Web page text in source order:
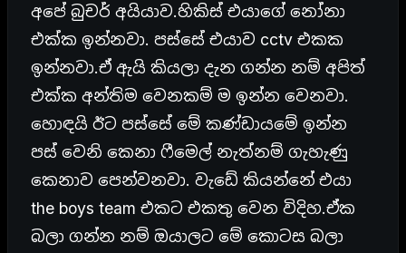
අපේ බුචර් අයියාව.හිකිස් එයාගේ නෝනා
එක්ක ඉන්නවා. පස්සේ එයාව cctv එකක
ඉන්නවා.ඒ ඇයි කියලා දැන ගන්න නම් අපිත්
එක්ක අන්තිම වෙනකම් ම ඉන්න වෙනවා.
හොඳයි ඊට පස්සේ මේ කණ්ඩායමේ ඉන්න
පස් වෙනි කෙනා ෆීමෙල් නැත්නම් ගැහැණු
කෙනාව පෙන්වනවා. වැඩේ කියන්නේ එයා
the boys team එකට එකතු වෙන විදිහ.ඒක
බලා ගන්න නම් ඔයාලට මේ කොටස බලා